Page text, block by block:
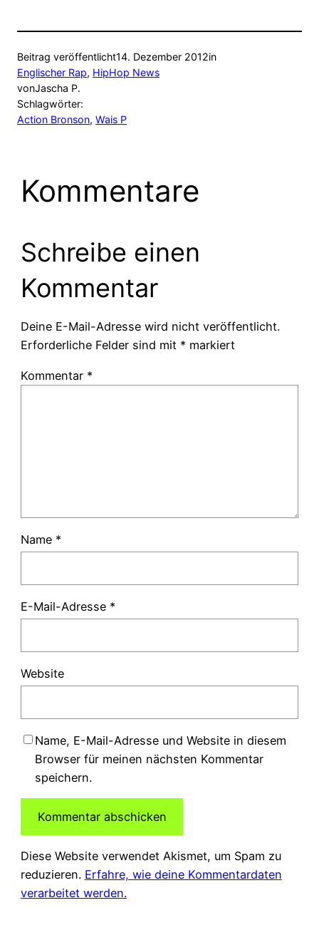
Beitrag veröffentlicht14. Dezember 2012in
Englischer Rap, HipHop News
vonJascha P.
Schlagwörter:
Action Bronson, Wais P
Kommentare
Schreibe einen
Kommentar
Deine E-Mail-Adresse wird nicht veröffentlicht.
Erforderliche Felder sind mit * markiert
Kommentar *
Name *
E-Mail-Adresse *
Website
Name, E-Mail-Adresse und Website in diesem
Browser für meinen nächsten Kommentar
speichern.
Diese Website verwendet Akismet, um Spam zu
reduzieren. Erfahre, wie deine Kommentardaten
verarbeitet werden.